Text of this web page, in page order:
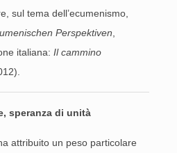
sul tema dell’ecumenismo,
Perspektiven
italiana: Il cammino
speranza di unità
attribuito un peso particolare